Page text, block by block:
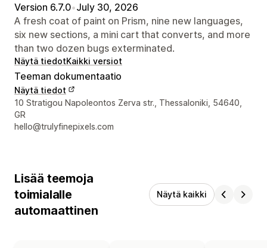
Version 6.7.0•July 30, 2026
A fresh coat of paint on Prism, nine new languages,
six new sections, a mini cart that converts, and more
than two dozen bugs exterminated.
Näytä tiedotKaikki versiot
Teeman dokumentaatio
Näytä tiedot
Suunnittelijan yhteystiedot
10 Stratigou Napoleontos Zerva str., Thessaloniki, 54640,
GR
hello@trulyfinepixels.com
Lisää teemoja
toimialalle
automaattinen
Näytä kaikki